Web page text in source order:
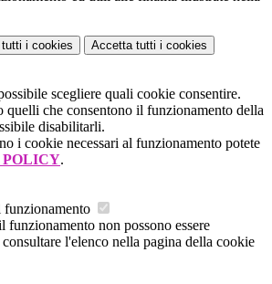
tutti i cookies Accetta tutti i cookies
scegliere quali cookie consentire.
quelli che consentono il funzionamento della
disabilitarli.
i cookie necessari al funzionamento potete
POLICY.
funzionamento
funzionamento non possono essere
l'elenco nella pagina della cookie